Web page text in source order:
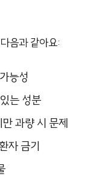
음과 같아요:
능성
는 성분
과량 시 문제
자 금기